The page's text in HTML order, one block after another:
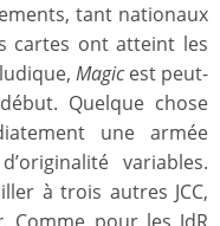
tant nationaux
cartes ont atteint les
Magicest peut-
Quelque chose
une armée
variables.
à trois autres JCC,